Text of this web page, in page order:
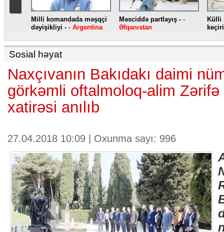
Milli komandada məşqçi
dəyişikliyi - - Argentina
Məsciddə partlayış - -
Əfqanıstan
Külli
Sosial həyat
Naxçıvanın Bakıdakı daimi
görkəmli oftalmoloq-alim Zərifə
xatirəsi anılıb
27.04.2018 10:09 | Oxunma sayı: 996